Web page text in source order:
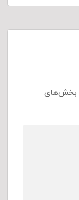
بخش‌های